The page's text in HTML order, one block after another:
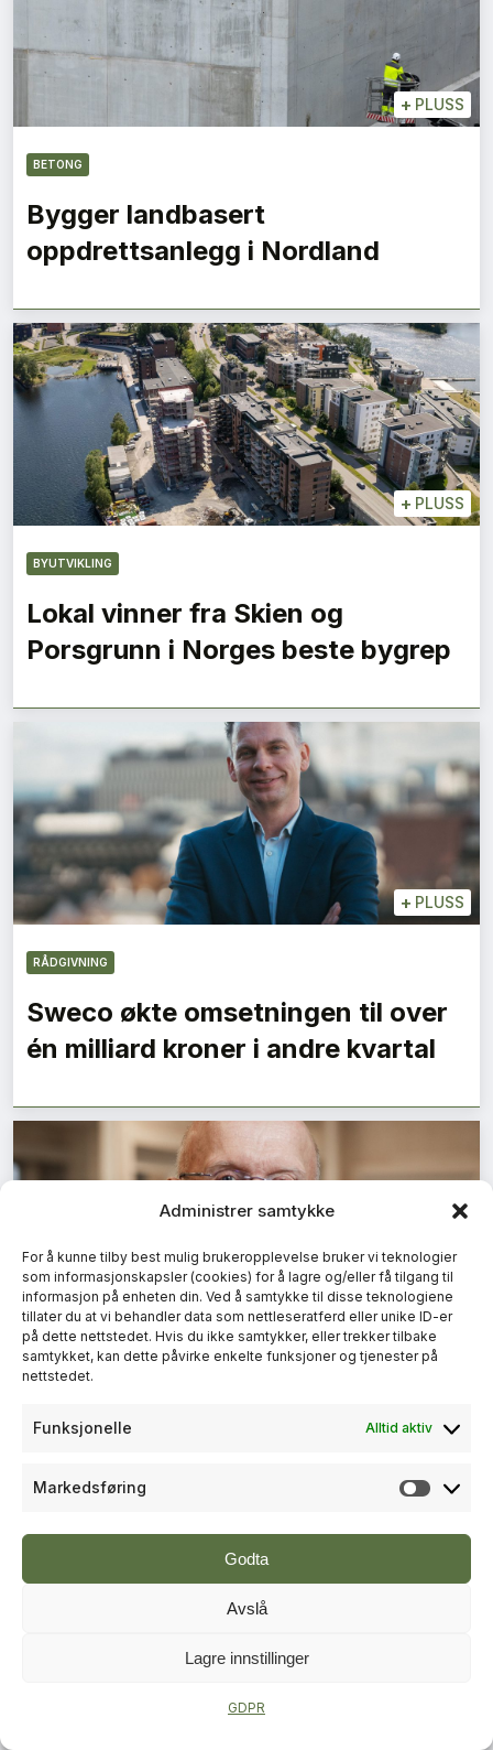
Administrer samtykke
For å kunne tilby best mulig brukeropplevelse bruker vi teknologier
som informasjonskapsler (cookies) for å lagre og/eller få tilgang til
informasjon på enheten din. Ved å samtykke til disse teknologiene
tillater du at vi behandler data som nettleseratferd eller unike ID-er
på dette nettstedet. Hvis du ikke samtykker, eller trekker tilbake
samtykket, kan dette påvirke enkelte funksjoner og tjenester på
nettstedet.
Funksjonelle Alltid aktiv
Markedsføring
Godta
Avslå
Lagre innstillinger
GDPR
+ PLUSS
BETONG
Bygger landbasert
oppdrettsanlegg i Nordland
+ PLUSS
BYUTVIKLING
Lokal vinner fra Skien og
Porsgrunn i Norges beste bygrep
+ PLUSS
RÅDGIVNING
Sweco økte omsetningen til over
én milliard kroner i andre kvartal
+ PLUSS
TRE
limtreproduksjon